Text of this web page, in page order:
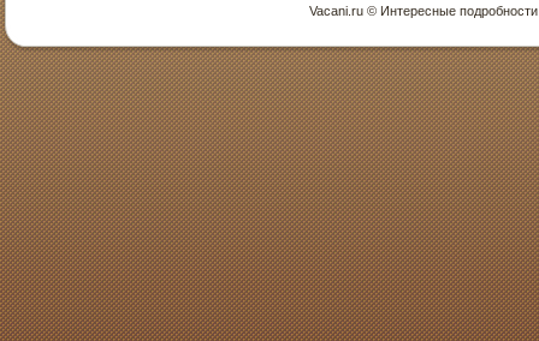
Vacani.ru © Интересные